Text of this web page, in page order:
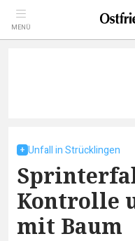
MENÜ
Unfall in Strücklingen
Kontrolle
mit Baum